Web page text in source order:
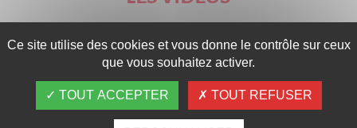
Ce site utilise des cookies et vous donne le contrôle sur ceux
que vous souhaitez activer.
TOUT ACCEPTER TOUT REFUSER